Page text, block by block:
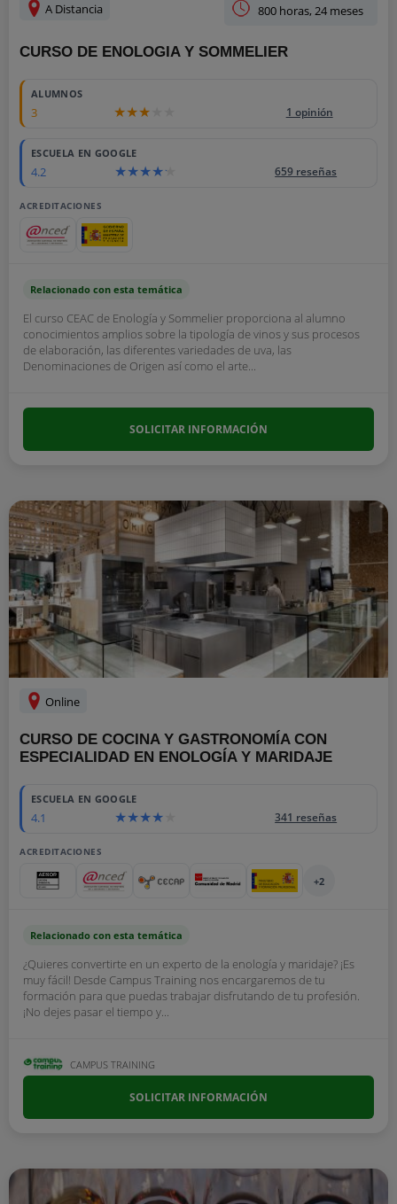
A Distancia 800 horas, 24 meses
CURSO DE ENOLOGIA Y SOMMELIER
ALUMNOS
3 1 opinión
ESCUELA EN GOOGLE
4.2 659 reseñas
ACREDITACIONES
Relacionado con esta temática
El curso CEAC de Enología y Sommelier proporciona al alumno
conocimientos amplios sobre la tipología de vinos y sus procesos
de elaboración, las diferentes variedades de uva, las
Denominaciones de Origen así como el arte...
SOLICITAR INFORMACIÓN
Online
CURSO DE COCINA Y GASTRONOMÍA CON
ESPECIALIDAD EN ENOLOGÍA Y MARIDAJE
ESCUELA EN GOOGLE
4.1 341 reseñas
ACREDITACIONES
+2
Relacionado con esta temática
¿Quieres convertirte en un experto de la enología y maridaje? ¡Es
muy fácil! Desde Campus Training nos encargaremos de tu
formación para que puedas trabajar disfrutando de tu profesión.
¡No dejes pasar el tiempo y...
CAMPUS TRAINING
SOLICITAR INFORMACIÓN